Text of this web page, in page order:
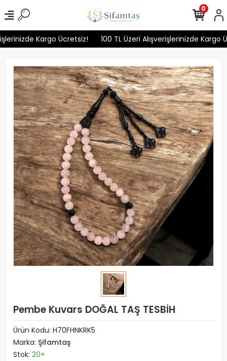
Kargo Ücretsiz! 100 TL Üzeri Alışverişlerinizde Kargo
0
Pembe Kuvars DOĞAL TAŞ TESBİH
Ürün Kodu: H70FHNKRK5
Marka: Şifamtaş
Stok: 20+